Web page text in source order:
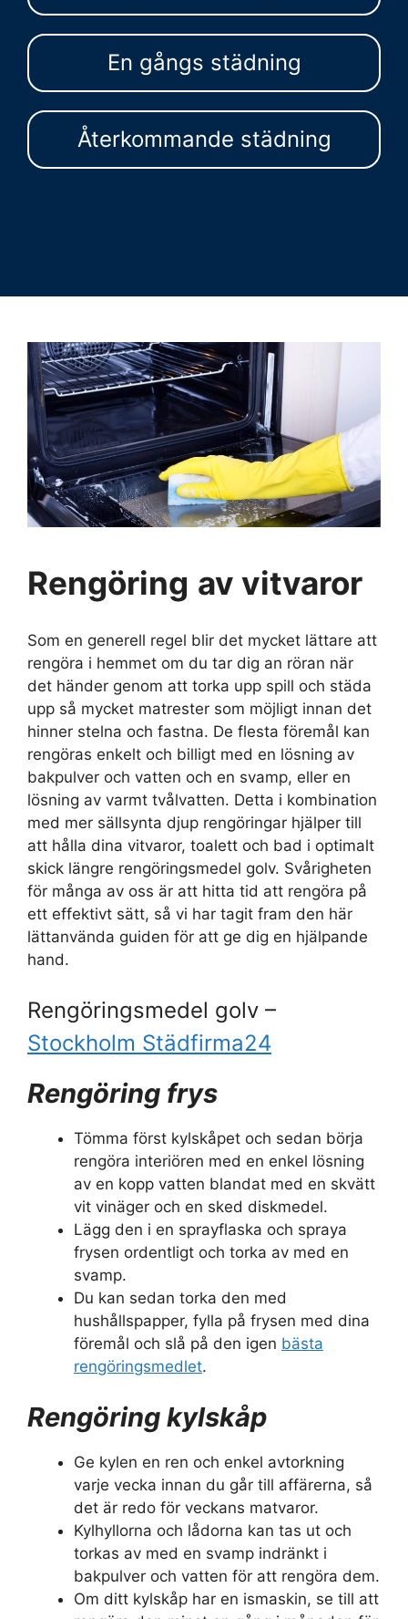
En gångs städning
Återkommande städning
Rengöring av vitvaror
Som en generell regel blir det mycket lättare att
rengöra i hemmet om du tar dig an röran när
det händer genom att torka upp spill och städa
upp så mycket matrester som möjligt innan det
hinner stelna och fastna. De flesta föremål kan
rengöras enkelt och billigt med en lösning av
bakpulver och vatten och en svamp, eller en
lösning av varmt tvålvatten. Detta i kombination
med mer sällsynta djup rengöringar hjälper till
att hålla dina vitvaror, toalett och bad i optimalt
skick längre rengöringsmedel golv. Svårigheten
för många av oss är att hitta tid att rengöra på
ett effektivt sätt, så vi har tagit fram den här
lättanvända guiden för att ge dig en hjälpande
hand.
Rengöringsmedel golv –
Stockholm Städfirma24
Rengöring frys
Tömma först kylskåpet och sedan börja
rengöra interiören med en enkel lösning
av en kopp vatten blandat med en skvätt
vit vinäger och en sked diskmedel.
Lägg den i en sprayflaska och spraya
frysen ordentligt och torka av med en
svamp.
Du kan sedan torka den med
hushållspapper, fylla på frysen med dina
föremål och slå på den igen bästa
rengöringsmedlet.
Rengöring kylskåp
Ge kylen en ren och enkel avtorkning
varje vecka innan du går till affärerna, så
det är redo för veckans matvaror.
Kylhyllorna och lådorna kan tas ut och
torkas av med en svamp indränkt i
bakpulver och vatten för att rengöra dem.
Om ditt kylskåp har en ismaskin, se till att